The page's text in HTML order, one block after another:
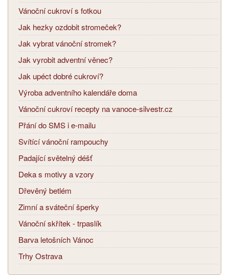
Vánoční cukroví s fotkou
Jak hezky ozdobit stromeček?
Jak vybrat vánoční stromek?
Jak vyrobit adventní věnec?
Jak upéct dobré cukroví?
Výroba adventního kalendáře doma
Vánoční cukroví recepty na vanoce-silvestr.cz
Přání do SMS i e-mailu
Svítící vánoční rampouchy
Padající světelný déšť
Deka s motivy a vzory
Dřevěný betlém
Zimní a sváteční šperky
Vánoční skřítek - trpaslík
Barva letošních Vánoc
Trhy Ostrava